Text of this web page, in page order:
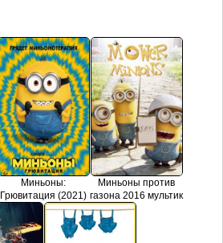
Миньоны:
Грювитация (2021)
Миньоны против
газона 2016 мультик